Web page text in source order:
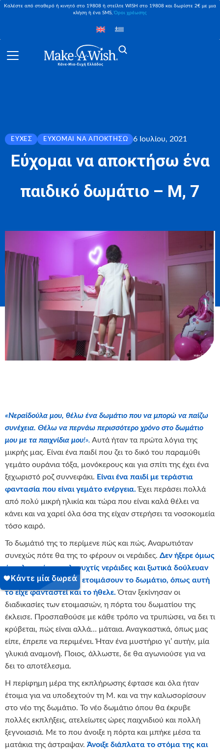
Καλέστε από σταθερό ή κινητό στο 19808 ή στείλτε WISH στο 19808 και δωρίστε 2€ με μια
κλήση ή ένα SMS,Όροι χρέωσης
ΕΥΧΈΣ ΕΎΧΟΜΑΙ ΝΑ ΑΠΟΚΤΉΣΩ 6 Ιουλίου, 2021
Εύχομαι να αποκτήσω ένα
παιδικό δωμάτιο – Μ, 7
«Νεραϊδούλα μου, θέλω ένα δωμάτιο που να μπορώ να παίζω
συνέχεια. Θέλω να περνάω περισσότερο χρόνο στο δωμάτιο
μου με τα παιχνίδια μου!». Αυτά ήταν τα πρώτα λόγια της
μικρής μας. Είναι ένα παιδί που ζει το δικό του παραμύθι
γεμάτο ουράνια τόξα, μονόκερους και για σπίτι της έχει ένα
ξεχωριστό ροζ συννεφάκι. Είναι ένα παιδί με τεράστια
φαντασία που είναι γεμάτο ενέργεια. Έχει περάσει πολλά
από πολύ μικρή ηλικία και τώρα που είναι καλά θέλει να
κάνει και να χαρεί όλα όσα της είχαν στερήσει τα νοσοκομεία
τόσο καιρό.
Το δωμάτιό της το περίμενε πώς και πώς. Αναρωτιόταν
συνεχώς πότε θα της το φέρουν οι νεράιδες. Δεν ήξερε όμως
ότι ολημερίς και ολονυχτίς νεράιδες και ξωτικά δούλευαν
ακατάπαυστα για να ετοιμάσουν το δωμάτιο, όπως αυτή
το είχε φανταστεί και το ήθελε. Όταν ξεκίνησαν οι
διαδικασίες των ετοιμασιών, η πόρτα του δωματίου της
έκλεισε. Προσπαθούσε με κάθε τρόπο να τρυπώσει, να δει τι
κρύβεται, πώς είναι αλλά… μάταια. Αναγκαστικά, όπως μας
είπε, έπρεπε να περιμένει. Ήταν ένα μυστήριο γι’ αυτήν, μία
γλυκιά αναμονή. Ποιος, άλλωστε, δε θα αγωνιούσε για να
δει το αποτέλεσμα.
Η περίφημη μέρα της εκπλήρωσης έφτασε και όλα ήταν
έτοιμα για να υποδεχτούν τη Μ. και να την καλωσορίσουν
στο νέο της δωμάτιο. Το νέο δωμάτιο όπου θα έκρυβε
πολλές εκπλήξεις, ατελείωτες ώρες παιχνιδιού και πολλή
ξεγνοιασιά. Με το που άνοιξε η πόρτα και μπήκε μέσα τα
ματάκια της άστραψαν. Άνοιξε διάπλατα το στόμα της και